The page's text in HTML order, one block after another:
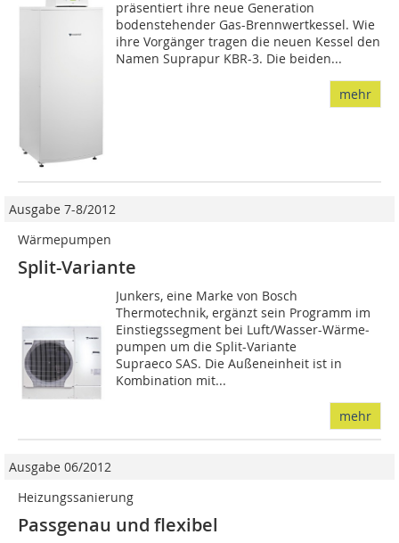
präsentiert ihre neue Generation
bodenstehender Gas-Brennwertkessel. Wie
ihre Vorgänger tragen die neuen Kessel den
Namen Suprapur KBR-3. Die beiden...
mehr
Ausgabe 7-8/2012
Wärmepumpen
Split-Variante
Junkers, eine Marke von Bosch
Thermotechnik, ergänzt sein Programm im
Einstiegssegment bei Luft/Wasser-Wärme­
pumpen um die Split-Variante
Supraeco SAS. Die Außeneinheit ist in
Kombination mit...
mehr
Ausgabe 06/2012
Heizungssanierung
Passgenau und flexibel